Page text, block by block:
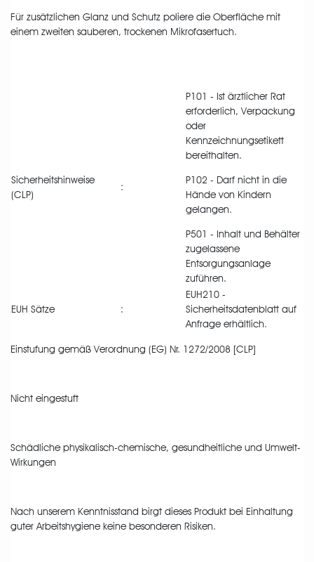
Für zusätzlichen Glanz und Schutz poliere die Oberfläche mit
einem zweiten sauberen, trockenen Mikrofasertuch.
Sicherheitshinweise
(CLP)
:
P101 - Ist ärztlicher Rat
erforderlich, Verpackung
oder
Kennzeichnungsetikett
bereithalten.
P102 - Darf nicht in die
Hände von Kindern
gelangen.
P501 - Inhalt und Behälter
zugelassene
Entsorgungsanlage
zuführen.
EUH Sätze :
EUH210 -
Sicherheitsdatenblatt auf
Anfrage erhältlich.
Einstufung gemäß Verordnung (EG) Nr. 1272/2008 [CLP]
Nicht eingestuft
Schädliche physikalisch-chemische, gesundheitliche und Umwelt-
Wirkungen
Nach unserem Kenntnisstand birgt dieses Produkt bei Einhaltung
guter Arbeitshygiene keine besonderen Risiken.